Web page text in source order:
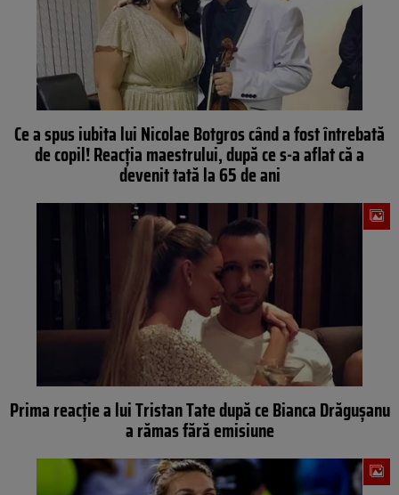
Ce a spus iubita lui Nicolae Botgros când a fost întrebată
de copil! Reacția maestrului, după ce s-a aflat că a
devenit tată la 65 de ani
Prima reacție a lui Tristan Tate după ce Bianca Drăgușanu
a rămas fără emisiune